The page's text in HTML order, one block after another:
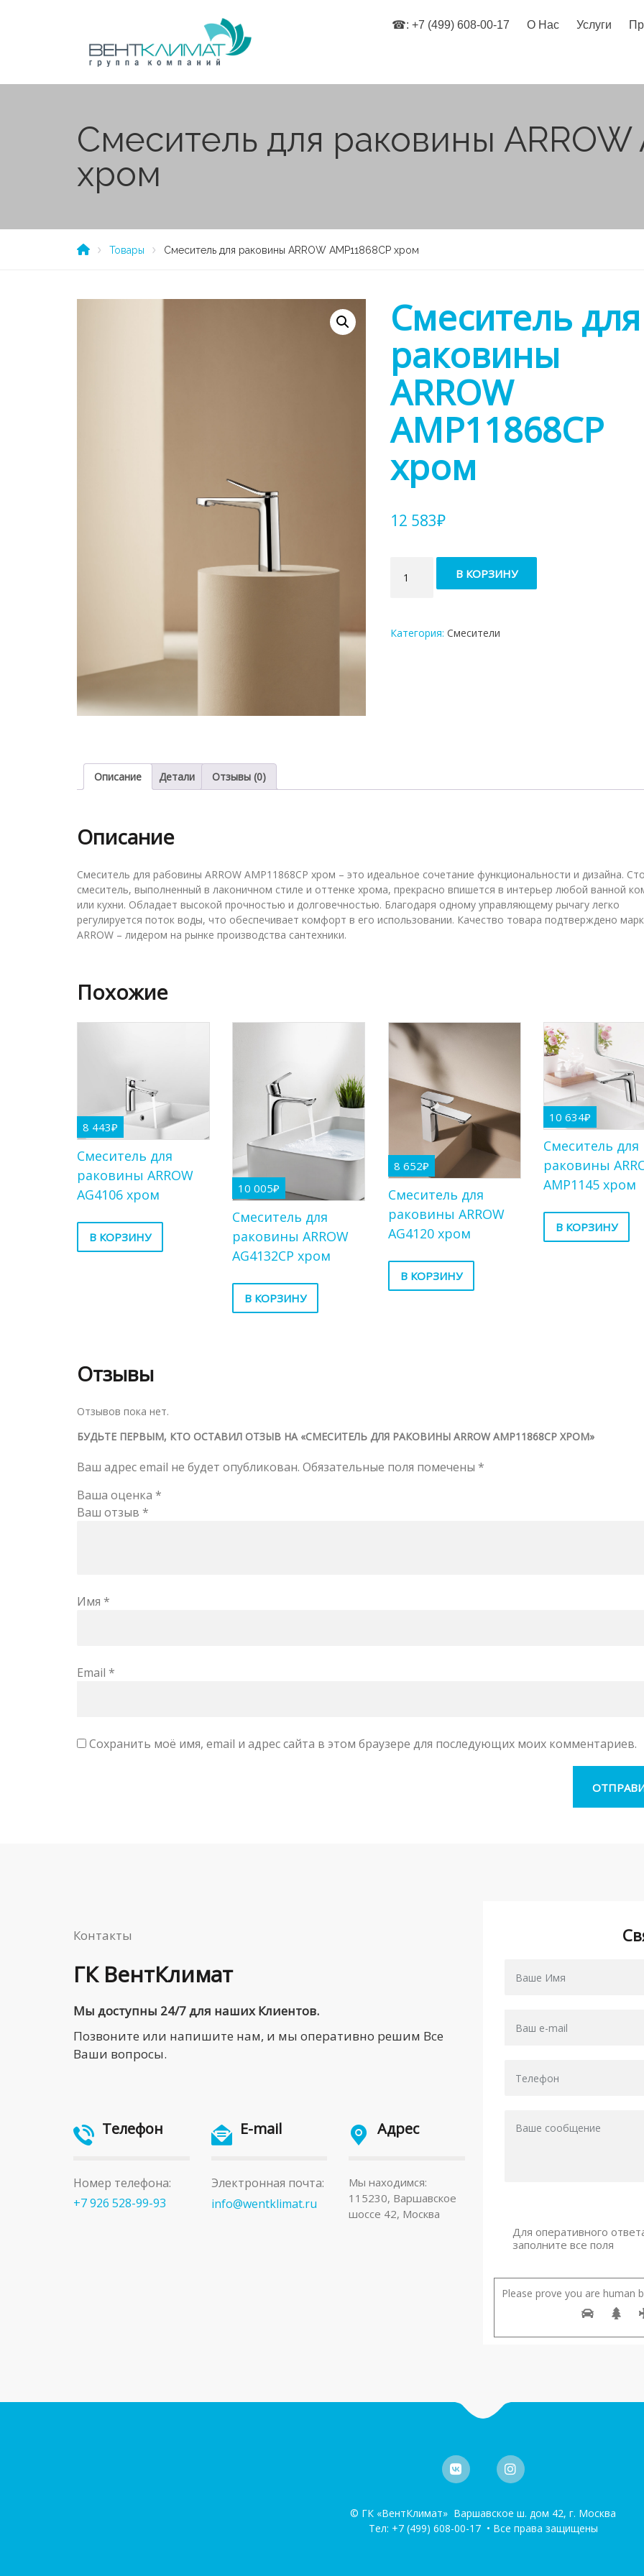
☎: +7 (499) 608-00-17 О Нас Услуги
Cмеситель для раковины ARROW
хром
Товары Cмеситель для раковины ARROW AMP11868CP хром
Cмеситель для
раковины
ARROW
AMP11868CP
хром
12 583₽
товара
Cмеситель
ARROW
В КОРЗИНУ
Категория: Смесители
Описание Детали Отзывы (0)
Описание
Cмеситель для рабовины ARROW AMP11868CP хром – это идеальное сочетание функциональности и дизайна.
смеситель, выполненный в лаконичном стиле и оттенке хрома, прекрасно впишется в интерьер любой ванной
или кухни. Обладает высокой прочностью и долговечностью. Благодаря одному управляющему рычагу легко
регулируется поток воды, что обеспечивает комфорт в его использовании. Качество товара подтверждено
ARROW – лидером на рынке производства сантехники.
Похожие
8 443₽
Cмеситель для
раковины ARROW
AG4106 хром
В КОРЗИНУ
10 005₽
Cмеситель для
раковины ARROW
AG4132CP хром
В КОРЗИНУ
8 652₽
Смеситель для
раковины ARROW
AG4120 хром
В КОРЗИНУ
10 634₽
Cмеситель для
раковины
AMP1145 хром
В КОРЗИНУ
Отзывы
Отзывов пока нет.
БУДЬТЕ ПЕРВЫМ, КТО ОСТАВИЛ ОТЗЫВ НА «CМЕСИТЕЛЬ ДЛЯ РАКОВИНЫ ARROW AMP11868CP ХРОМ»
Ваш адрес email не будет опубликован. Обязательные поля помечены *
Ваша оценка *
Ваш отзыв *
Имя *
Email *
Сохранить моё имя, email и адрес сайта в этом браузере для последующих моих комментариев.
Контакты
ГК ВентКлимат
Мы доступны 24/7 для наших Клиентов.
Позвоните или напишите нам, и мы оперативно решим Все
Ваши вопросы.
Телефон
Номер телефона:
+7 926 528-99-93
E-mail
Электронная почта:
info@wentklimat.ru
Адрес
Мы находимся:
115230, Варшавское
шоссе 42, Москва
Для оперативного
заполните все поля
Please prove you are human
© ГК «ВентКлимат» Варшавское ш. дом 42, г. Москва
Тел: +7 (499) 608-00-17• Все права защищены